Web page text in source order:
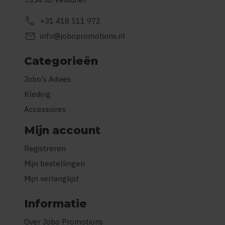
call +31 418 511 972
mail info@jobopromotions.nl
Categorieën
Jobo's Advies
Kleding
Accessoires
Mijn account
Registreren
Mijn bestellingen
Mijn verlanglijst
Informatie
Over Jobo Promotions